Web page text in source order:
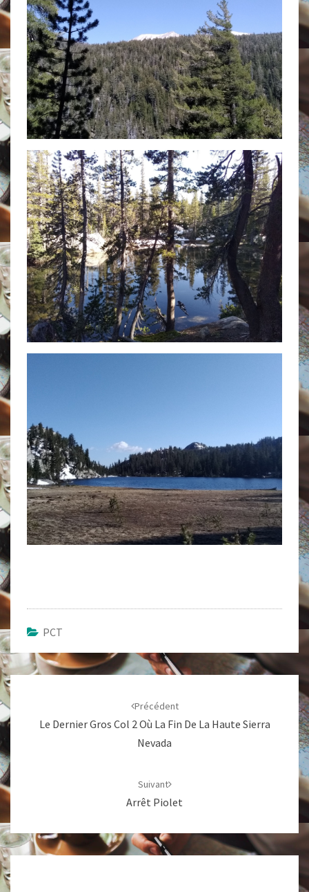
PCT
Navigation
d'article
Précédent
Le Dernier Gros Col 2 Où La Fin De La Haute Sierra
Nevada
Suivant
Arrêt Piolet